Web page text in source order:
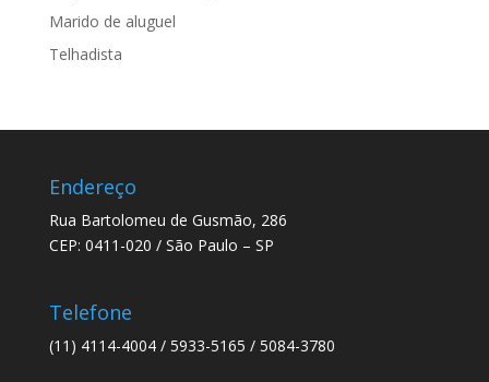
Marido de aluguel
Telhadista
Endereço
Rua Bartolomeu de Gusmão, 286
CEP: 0411-020 / São Paulo – SP
Telefone
(11) 4114-4004 / 5933-5165 / 5084-3780